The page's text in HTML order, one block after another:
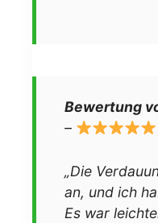
Bewertung
–
„Die
an, und ich
Es war